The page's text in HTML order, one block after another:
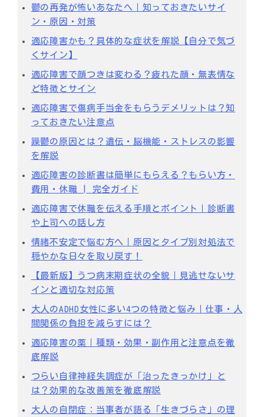
鬱の再発が怖いあなたへ｜知っておきたいサイ
ン・原因・対策
適応障害かも？具体的な症状を解説【自分で気づ
くサイン】
適応障害で顔つきは変わる？疲れた顔・無表情な
ど特徴とサイン
適応障害で傷病手当金をもらうデメリットは？知
っておきたい注意点
躁鬱の原因とは？遺伝・脳機能・ストレスの影響
を解説
適応障害の診断書は簡単にもらえる？もらい方・
費用・休職 | 完全ガイド
適応障害で休職を伝える手順とポイント｜診断書
や上司への話し方
情緒不安定で悩む方へ｜原因とタイプ別対処法で
穏やかな日々を取り戻す！
【最新版】うつ病末期症状の全貌｜見逃せないサ
インと適切な対応策
大人のADHD女性に多い4つの特徴と悩み｜仕事・人
間関係の負担を減らすには？
適応障害の薬｜種類・効果・副作用と注意点を徹
底解説
つらい自律神経失調症が「治ったきっかけ」と
は？効果的な改善策を徹底解説
大人の自閉症：当事者が語る「生きづらさ」の理